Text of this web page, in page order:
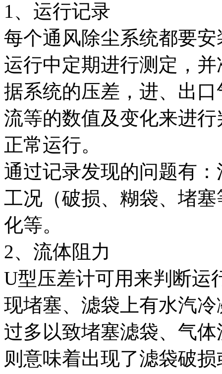
1、运行记录
每个通风除尘系统都要
运行中定期进行测定，
据系统的压差，进、出
流等的数值及变化来进
正常运行。
通过记录发现的问题有
工况（破损、糊袋、堵
化等。
2、流体阻力
U型压差计可用来判断运
现堵塞、滤袋上有水汽
过多以致堵塞滤袋、气
则意味着出现了滤袋破